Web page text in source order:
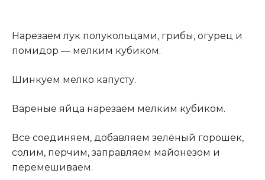
Нарезаем лук полукольцами, грибы, огурец и
помидор — мелким кубиком.
Шинкуем мелко капусту.
Вареные яйца нарезаем мелким кубиком.
Все соединяем, добавляем зелёный горошек,
солим, перчим, заправляем майонезом и
перемешиваем.